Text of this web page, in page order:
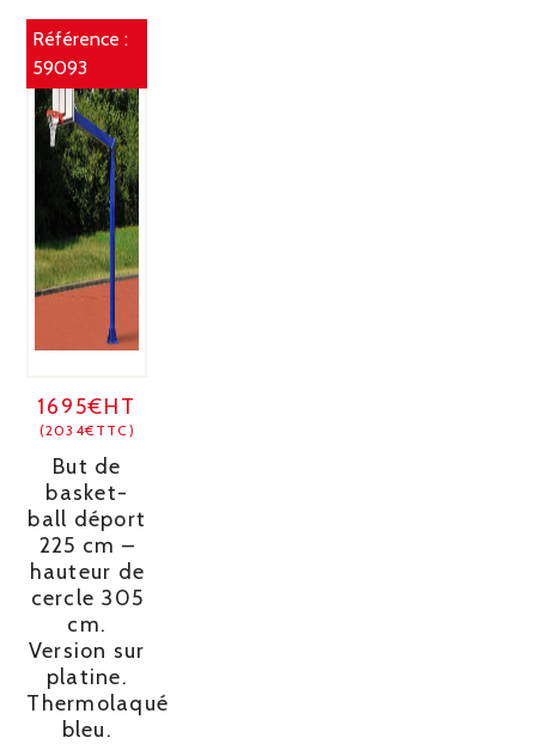
Référence :
59093
1695€HT
(2034€TTC)
But de
basket-
ball déport
225 cm –
hauteur de
cercle 305
cm.
Version sur
platine.
Thermolaqué
bleu.